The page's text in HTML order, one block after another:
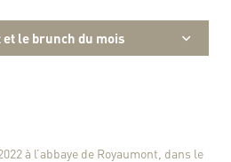
le brunch du mois
à l’abbaye de Royaumont, dans le